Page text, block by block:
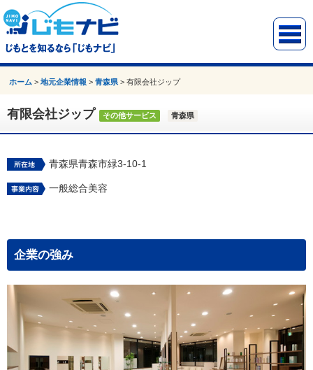
ホーム >地元企業情報 >青森県 >有限会社ジップ
有限会社ジップ その他サービス 青森県
青森県青森市緑3-10-1
一般総合美容
企業の強み